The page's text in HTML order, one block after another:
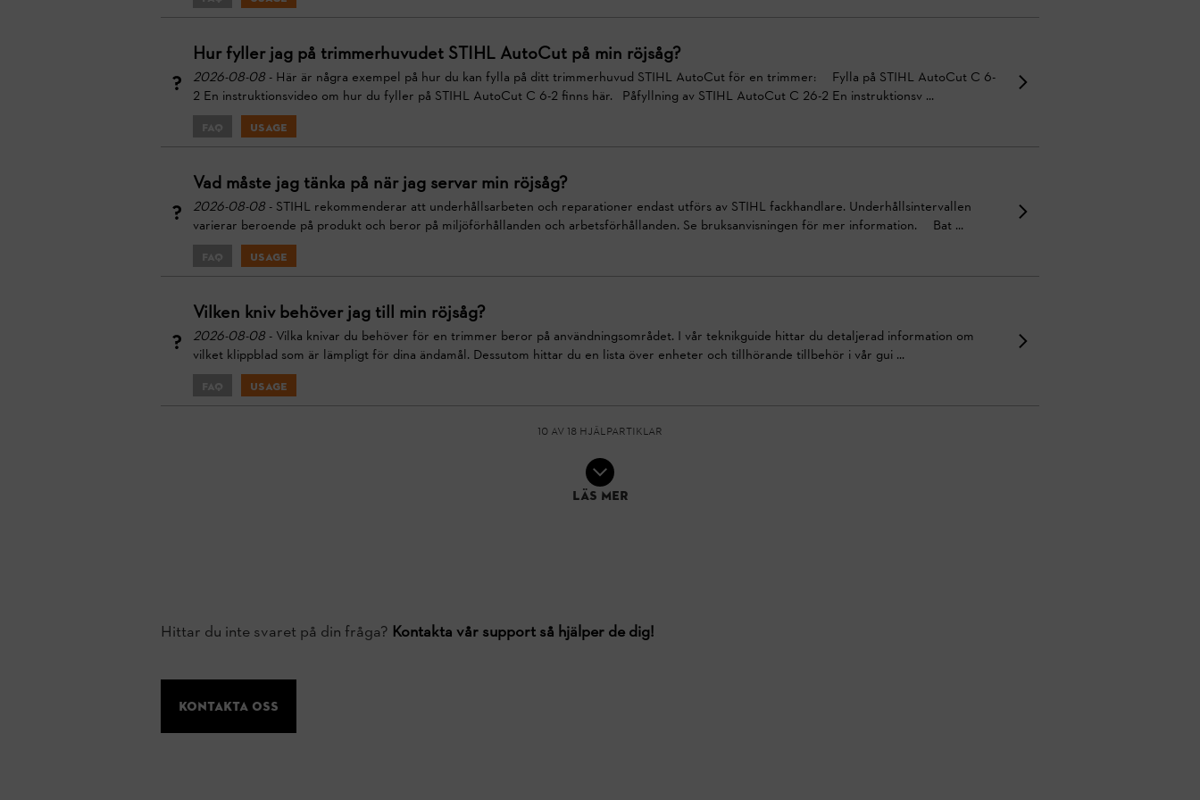
Hur fyller jag på trimmerhuvudet STIHL AutoCut på min röjsåg?
2026-08-08 - Här är några exempel på hur du kan fylla på ditt trimmerhuvud STIHL AutoCut för en trimmer: Fylla på STIHL AutoCut C 6-
2 En instruktionsvideo om hur du fyller på STIHL AutoCut C 6-2 finns här. Påfyllning av STIHL AutoCut C 26-2 En instruktionsv ...
FAQ Usage
Vad måste jag tänka på när jag servar min röjsåg?
2026-08-08 - STIHL rekommenderar att underhållsarbeten och reparationer endast utförs av STIHL fackhandlare. Underhållsintervallen
varierar beroende på produkt och beror på miljöförhållanden och arbetsförhållanden. Se bruksanvisningen för mer information. Bat ...
FAQ Usage
Vilken kniv behöver jag till min röjsåg?
2026-08-08 - Vilka knivar du behöver för en trimmer beror på användningsområdet. I vår teknikguide hittar du detaljerad information om
vilket klippblad som är lämpligt för dina ändamål. Dessutom hittar du en lista över enheter och tillhörande tillbehör i vår gui ...
FAQ Usage
10 av 18 hjälpartiklar
Läs mer
Hittar du inte svaret på din fråga? Kontakta vår support så hjälper de dig!
Kontakta oss